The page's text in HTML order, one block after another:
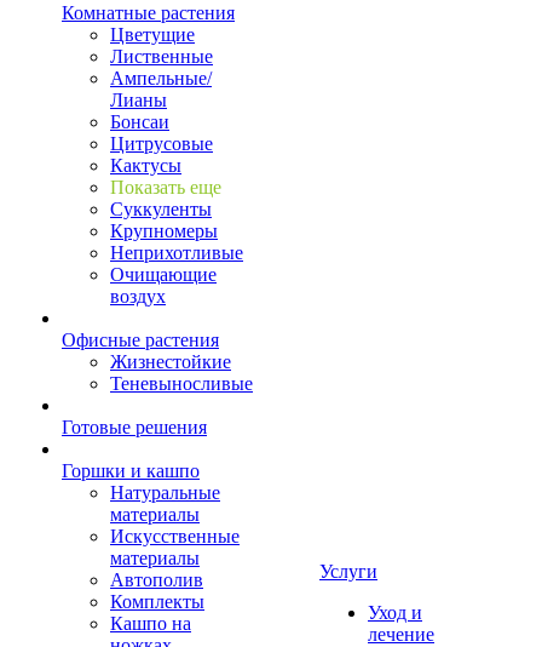
Комнатные растения
Цветущие
Лиственные
Ампельные/
Лианы
Бонсаи
Цитрусовые
Кактусы
Показать еще
Суккуленты
Крупномеры
Неприхотливые
Очищающие
воздух
Офисные растения
Жизнестойкие
Теневыносливые
Готовые решения
Горшки и кашпо
Натуральные
материалы
Искусственные
материалы
Автополив
Комплекты
Кашпо на
Услуги
Уход и
лечение